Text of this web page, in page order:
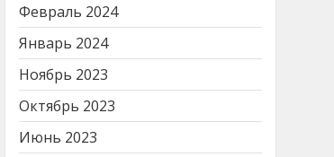
Февраль 2024
Январь 2024
Ноябрь 2023
Октябрь 2023
Июнь 2023